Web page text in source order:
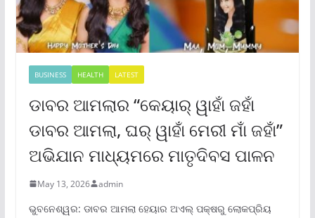
BUSINESS HEALTH LATEST
ଡାବର ଆମଲାର “କେୟାର୍ ୱାହାଁ ଜହାଁ
ଡାବର ଆମଲା, ଘର୍ ୱାହାଁ ମେରୀ ମାଁ ଜହାଁ”
ଅଭିଯାନ ମାଧ୍ୟମରେ ମାତୃଦିବସ ପାଳନ
May 13, 2026 admin
ଭୁବନେଶ୍ୱର: ଡାବର ଆମଲା ହେୟାର ଅଏଲ୍ ପକ୍ଷରୁ ଲୋକପ୍ରିୟ